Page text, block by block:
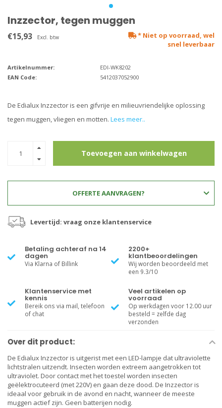
Inzzector, tegen muggen
€15,93 Excl. btw
* Niet op voorraad, wel
snel leverbaar
Artikelnummer:
EDI-WK8202
EAN Code:
5412037052900
De Edialux Inzzector is een gifvrije en milieuvriendelijke oplossing
tegen muggen, vliegen en motten. Lees meer..
Toevoegen aan winkelwagen
OFFERTE AANVRAGEN?
Levertijd: vraag onze klantenservice
Betaling achteraf na 14
dagen
Via Klarna of Billink
2200+
klantbeoordelingen
Wij worden beoordeeld met
een 9.3/10
Klantenservice met
kennis
Bereik ons via mail, telefoon
of chat
Veel artikelen op
voorraad
Op werkdagen voor 12.00 uur
besteld = zelfde dag
verzonden
Over dit product:
De Edialux Inzzector is uitgerist met een LED-lampje dat ultraviolette
lichtstralen uitzendt. Insecten worden extreem aangetrokken tot
ultraviolet. Door contact met het toestel worden insecten
geëlektrocuteerd (met 220V) en gaan deze dood. De Inzzector is
ideaal voor gebruik in de avond en nacht, wanneer de meeste
muggen actief zijn. Geen batterijen nodig.